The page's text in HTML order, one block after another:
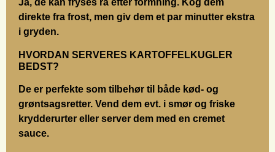
Ja, de kan fryses rå efter formning. Kog dem
direkte fra frost, men giv dem et par minutter ekstra
i gryden.
HVORDAN SERVERES KARTOFFELKUGLER
BEDST?
De er perfekte som tilbehør til både kød- og
grøntsagsretter. Vend dem evt. i smør og friske
krydderurter eller server dem med en cremet
sauce.